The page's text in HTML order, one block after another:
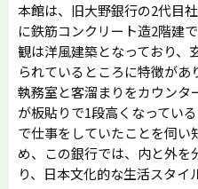
本館は、旧大野銀行の2代目
に鉄筋コンクリート造2階建
観は洋風建築となっており、
られているところに特徴が
執務室と客溜まりをカウンタ
が板貼りで1段高くなってい
で仕事をしていたことを伺い
め、この銀行では、内と外
り、日本文化的な生活スタイ